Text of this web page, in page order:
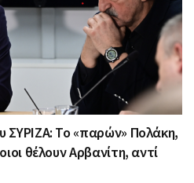
ΣΥΡΙΖΑ: Το «παρών» Πολάκη,
θέλουν Αρβανίτη, αντί